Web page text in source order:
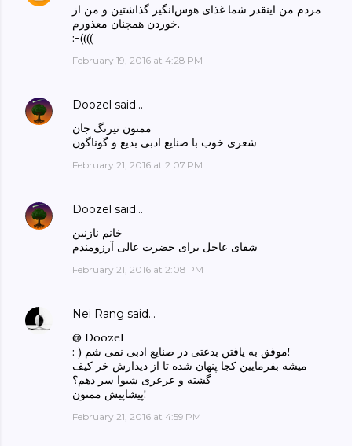
مردم من اینقدر شما غذای هوس‌انگیز گذاشتین و من از
خوردن همچنان معذورم.
:-((((
February 19, 2016 at 4:28 PM
Doozel said…
ممنون نیرنگ جان
شعری خوب با صنایع ادبی بدیع و گوناگون
February 21, 2016 at 2:07 PM
Doozel said…
خانم نازنین
شفای عاجل برای حضرت عالی آرزومندم
February 21, 2016 at 2:08 PM
Nei Rang said…
@ Doozel
: ) موفق به یافتن بدعتی در صنایع ادبی نمی شم!
میشه بفرمایین کجا پنهان شده تا از دیدارش خر کیف
گشته و عرعری شیوا سر دهم؟
پیشاپیش ممنون!
February 21, 2016 at 4:59 PM